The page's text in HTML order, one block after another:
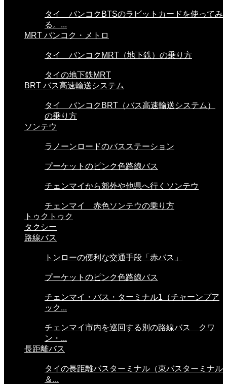
タイ バンコクBTSのラビットカードを使ってみ
る。...
MRT バンコク・メトロ
タイ バンコクMRT（地下鉄）の乗り方
タイの地下鉄MRT
BRT バス高速輸送システム
タイ バンコクBRT（バス高速輸送システム）
の乗り方
ソンテウ
ラノーンロードのバスステーション
プーケットのピンク色路線バス
チェンマイから郊外や他県へ行くソンテウ
チェンマイ 赤色ソンテウの乗り方
トゥクトゥク
タクシー
路線バス
トンローの便利な交通手段「赤バス」
プーケットのピンク色路線バス
チェンマイ・バス・ターミナル1（チャーンプア
ック...
チェンマイ市内を巡回する別の路線バス クワ
ン・...
長距離バス
タイの長距離バスターミナル（東バスターミナル
＆...